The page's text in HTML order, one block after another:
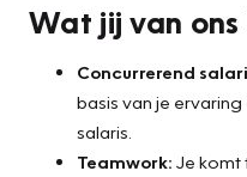
Wat jij van
Concurrerend
basis van je ervaring
salaris.
Teamwork: Je komt